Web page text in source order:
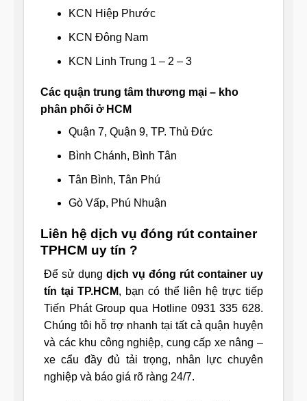
KCN Hiệp Phước
KCN Đông Nam
KCN Linh Trung 1 – 2 – 3
Các quận trung tâm thương mại – kho
phân phối ở HCM
Quận 7, Quận 9, TP. Thủ Đức
Bình Chánh, Bình Tân
Tân Bình, Tân Phú
Gò Vấp, Phú Nhuận
Liên hệ dịch vụ đóng rút container
TPHCM uy tín ?
Để sử dụng dịch vụ đóng rút container uy
tín tại TP.HCM, bạn có thể liên hệ trực tiếp
Tiến Phát Group qua Hotline 0931 335 628.
Chúng tôi hỗ trợ nhanh tại tất cả quận huyện
và các khu công nghiệp, cung cấp xe nâng –
xe cẩu đầy đủ tải trọng, nhân lực chuyên
nghiệp và báo giá rõ ràng 24/7.